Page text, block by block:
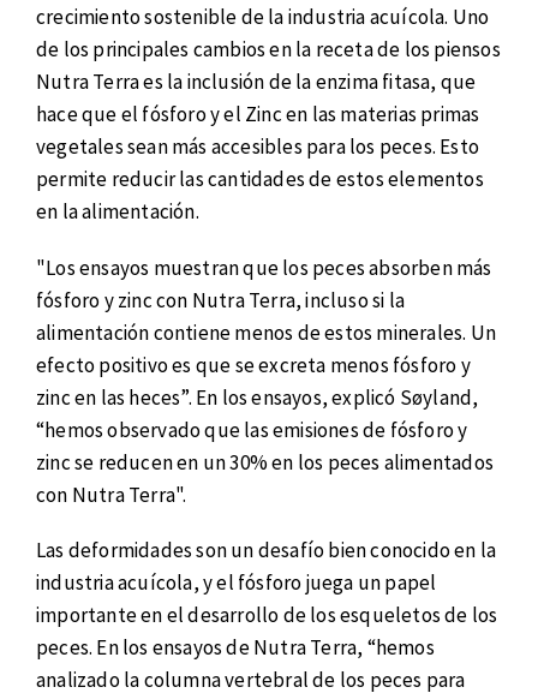
crecimiento sostenible de la industria acuícola. Uno
de los principales cambios en la receta de los piensos
Nutra Terra es la inclusión de la enzima fitasa, que
hace que el fósforo y el Zinc en las materias primas
vegetales sean más accesibles para los peces. Esto
permite reducir las cantidades de estos elementos
en la alimentación.
"Los ensayos muestran que los peces absorben más
fósforo y zinc con Nutra Terra, incluso si la
alimentación contiene menos de estos minerales. Un
efecto positivo es que se excreta menos fósforo y
zinc en las heces”. En los ensayos, explicó Søyland,
“hemos observado que las emisiones de fósforo y
zinc se reducen en un 30% en los peces alimentados
con Nutra Terra".
Las deformidades son un desafío bien conocido en la
industria acuícola, y el fósforo juega un papel
importante en el desarrollo de los esqueletos de los
peces. En los ensayos de Nutra Terra, “hemos
analizado la columna vertebral de los peces para